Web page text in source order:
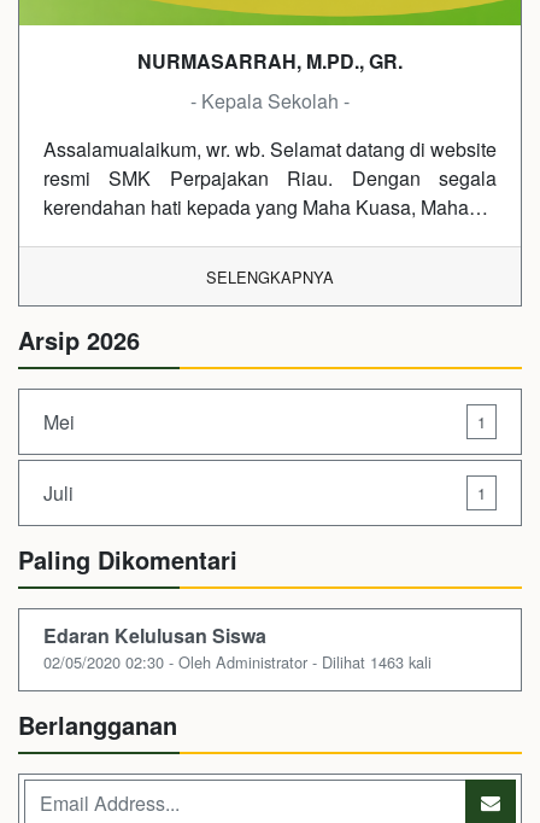
NURMASARRAH, M.PD., GR.
- Kepala Sekolah -
Assalamualaikum, wr. wb. Selamat datang di website
resmi SMK Perpajakan Riau. Dengan segala
kerendahan hati kepada yang Maha Kuasa, Maha…
SELENGKAPNYA
Arsip 2026
Mei 1
Juli 1
Paling Dikomentari
Edaran Kelulusan Siswa
02/05/2020 02:30 - Oleh Administrator - Dilihat 1463 kali
Berlangganan